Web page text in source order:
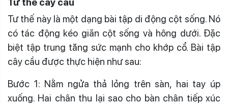
Tư thế cây cầu
Tư thế này là một dạng bài tập di động cột sống. Nó
có tác động kéo giãn cột sống và hông dưới. Đặc
biệt tập trung tăng sức mạnh cho khớp cổ. Bài tập
cây cầu được thực hiện như sau:
Bước 1: Nằm ngửa thả lỏng trên sàn, hai tay úp
xuống. Hai chân thu lại sao cho bàn chân tiếp xúc